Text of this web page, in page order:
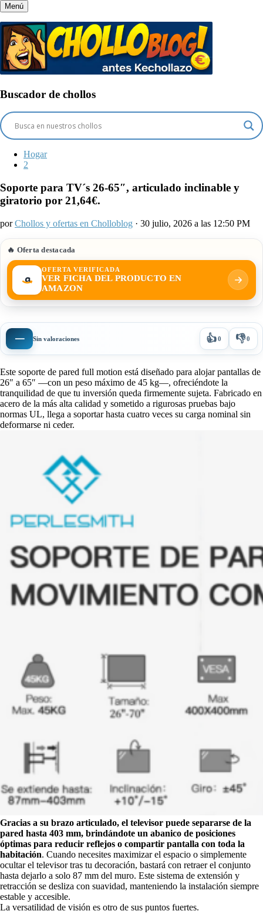
Menú
Buscador de chollos
Hogar
2
Soporte para TV´s 26-65″, articulado inclinable y
giratorio por 21,64€.
porChollos y ofertas en Cholloblog · 30 julio, 2026 a las 12:50 PM
🔥 Oferta destacada
OFERTA VERIFICADA
VER FICHA DEL PRODUCTO EN
AMAZON
— Sin valoraciones 👍0 👎0
Este soporte de pared full motion está diseñado para alojar pantallas de
26″ a 65″ —con un peso máximo de 45 kg—, ofreciéndote la
tranquilidad de que tu inversión queda firmemente sujeta. Fabricado en
acero de la más alta calidad y sometido a rigurosas pruebas bajo
normas UL, llega a soportar hasta cuatro veces su carga nominal sin
deformarse ni ceder.
Gracias a su brazo articulado, el televisor puede separarse de la
pared hasta 403 mm, brindándote un abanico de posiciones
óptimas para reducir reflejos o compartir pantalla con toda la
habitación. Cuando necesites maximizar el espacio o simplemente
ocultar el televisor tras tu decoración, bastará con retraer el conjunto
hasta dejarlo a solo 87 mm del muro. Este sistema de extensión y
retracción se desliza con suavidad, manteniendo la instalación siempre
estable y accesible.
La versatilidad de visión es otro de sus puntos fuertes.